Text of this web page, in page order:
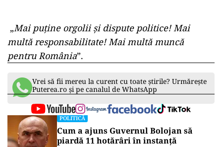
„Mai puține orgolii și dispute politice! Mai
multă responsabilitate! Mai multă muncă
pentru România”.
Vrei să fii mereu la curent cu toate știrile? Urmărește
Puterea.ro și pe canalul de WhatsApp
POLITICĂ
Cum a ajuns Guvernul Bolojan să
piardă 11 hotărâri în instanță